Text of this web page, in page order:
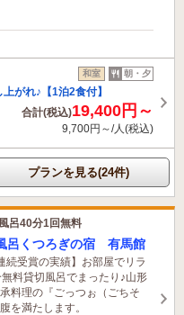
和室 朝・夕
がれ♪【1泊2食付】
合計(税込)19,400円～
9,700円～/人(税込)
プランを見る(24件)
呂40分1回無料
呂くつろぎの宿 有馬館
続受賞の実績】お部屋でリラ
料貸切風呂でまったり♪山形
料理の『ごっつぉ（ごちそ
を満たします。